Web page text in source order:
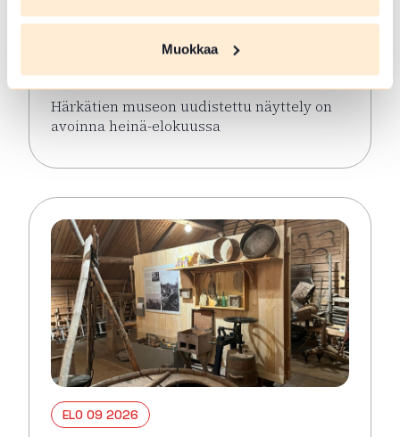
Muokkaa
Härkätien museon uudistettu
näyttely avoinna keaällä 2026
Hämeenlinna
Härkätien museon uudistettu näyttely on
avoinna heinä-elokuussa
Lue lisää tapahtumasta Härkätien museon
ELO 09 2026